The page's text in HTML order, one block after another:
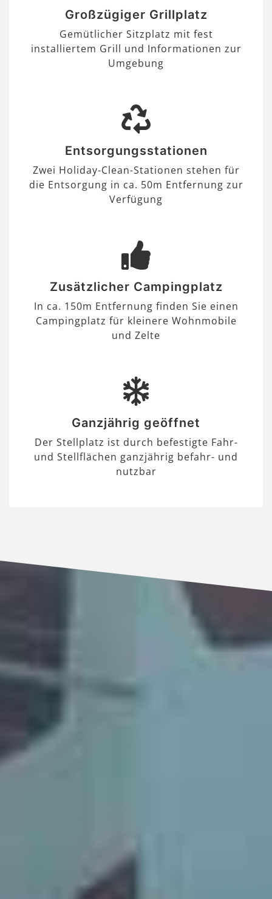
Großzügiger Grillplatz
Gemütlicher Sitzplatz mit fest
installiertem Grill und Informationen zur
Umgebung
Entsorgungsstationen
Zwei Holiday-Clean-Stationen stehen für
die Entsorgung in ca. 50m Entfernung zur
Verfügung
Zusätzlicher Campingplatz
In ca. 150m Entfernung finden Sie einen
Campingplatz für kleinere Wohnmobile
und Zelte
Ganzjährig geöffnet
Der Stellplatz ist durch befestigte Fahr-
und Stellflächen ganzjährig befahr- und
nutzbar